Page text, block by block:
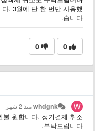
. 3월에 단 한 번만 사용했
습니다.
0
0
whdgnkمنذ 2 شهر
불 원합니다. 정기결제 취소
부탁드립니다.